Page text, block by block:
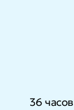
36 часов